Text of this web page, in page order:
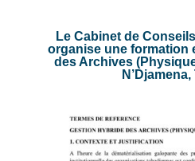
Le Cabinet de
organise une formation
des Archives